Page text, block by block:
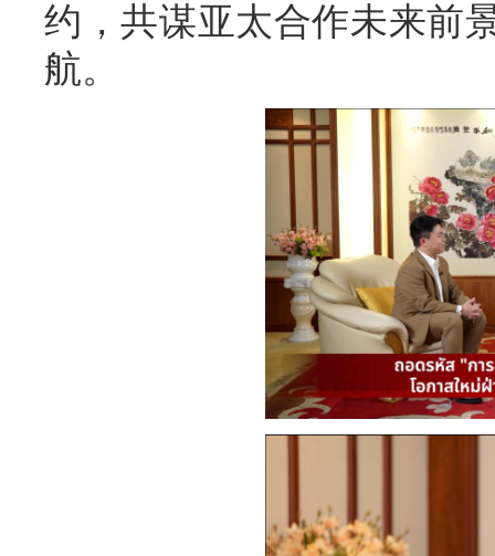
约，共谋亚太合作未来前
航。